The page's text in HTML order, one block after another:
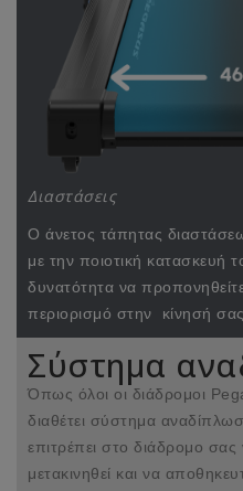
Διαστάσεις
Ο άνετος τάπητας
με την ποιοτική κατασκευή
δυνατότητα να
περιορισμό στην κίνησή σας.
Σύστημα
Όπως όλοι οι διάδρομοι
διαθέτει σύστημα
επιτρέπει στο διάδρομο
μετακινηθεί και να